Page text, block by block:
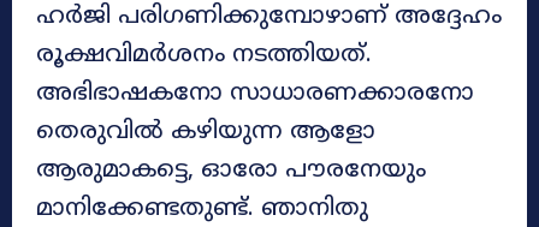
ഹർജി പരിഗണിക്കുമ്പോഴാണ് അദ്ദേഹം
രൂക്ഷവിമർശനം നടത്തിയത്.
അഭിഭാഷകനോ സാധാരണക്കാരനോ
തെരുവിൽ കഴിയുന്ന ആളോ
ആരുമാകട്ടെ, ഓരോ പൗരനേയും
മാനിക്കേണ്ടതുണ്ട്. ഞാനിതു